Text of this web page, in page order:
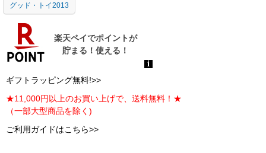
グッド・トイ2013
ギフトラッピング無料!>>
★11,000円以上のお買い上げで、送料無料！★
（一部大型商品を除く)
ご利用ガイドはこちら>>